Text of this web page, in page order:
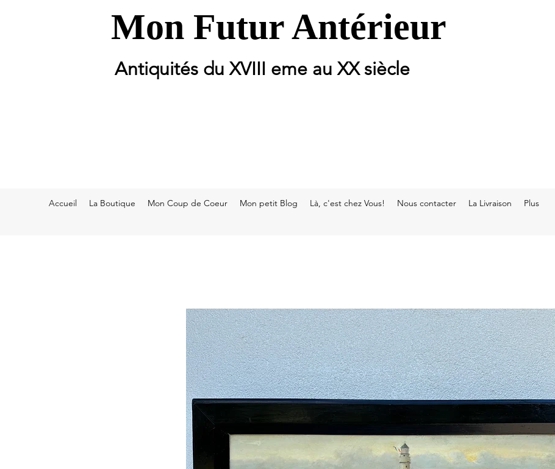
Mon Futur Antérieur
Antiquités du XVIII eme au XX siècle
Accueil La Boutique Mon Coup de Coeur Mon petit Blog Là, c'est chez Vous! Nous contacter La Livraison Plus